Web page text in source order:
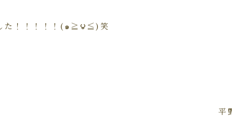
た！！！！！(๑≧౪≦)笑